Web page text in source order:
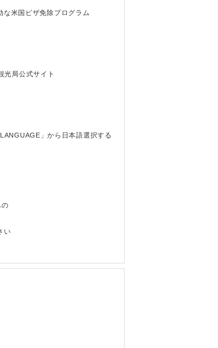
米国ビザ免除プログラム
局公式サイト
」から日本語選択する
い